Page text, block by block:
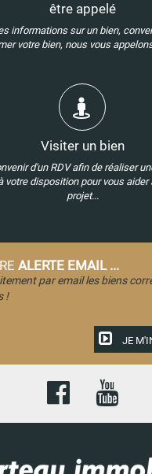
être appelé
informations sur un bien,
votre bien, nous vous
Visiter un bien
d'un RDV afin de réaliser
votre disposition pour vous aider
projet...
ALERTE EMAIL ...
par email les biens
!
JE